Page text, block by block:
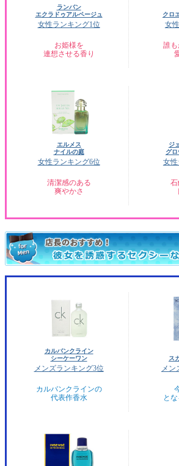
ランバン
エクラドゥアルページュ
女性ランキング1位
お姫様を
連想させる香り
クロ
女
誰
エルメス
ナイルの庭
女性ランキング6位
清潔感のある
爽やかさ
ジ
グ
女性
カルバンクライン
シーケーワン
メンズランキング3位
カルバンクラインの
代表作香水
ス
メン
と